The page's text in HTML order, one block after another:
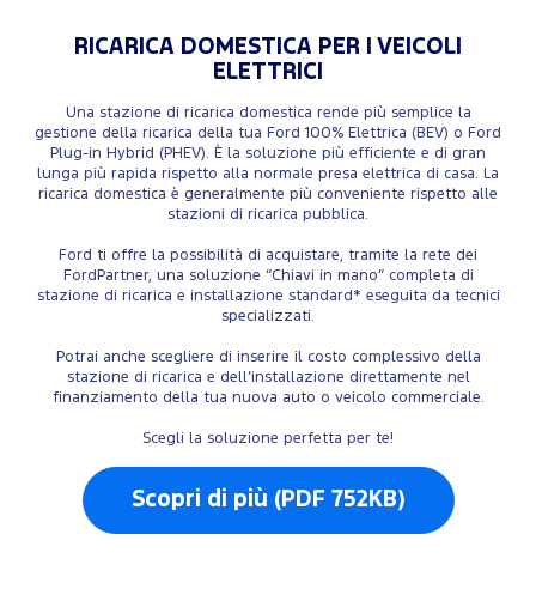
RICARICA DOMESTICA PER I VEICOLI
ELETTRICI
Una stazione di ricarica domestica rende più semplice la
gestione della ricarica della tua Ford 100% Elettrica (BEV) o Ford
Plug-in Hybrid (PHEV). È la soluzione più efficiente e di gran
lunga più rapida rispetto alla normale presa elettrica di casa. La
ricarica domestica è generalmente più conveniente rispetto alle
stazioni di ricarica pubblica.
Ford ti offre la possibilità di acquistare, tramite la rete dei
FordPartner, una soluzione “Chiavi in mano” completa di
stazione di ricarica e installazione standard* eseguita da tecnici
specializzati.
Potrai anche scegliere di inserire il costo complessivo della
stazione di ricarica e dell’installazione direttamente nel
finanziamento della tua nuova auto o veicolo commerciale.
Scegli la soluzione perfetta per te!
Scopri di più (PDF 752KB)